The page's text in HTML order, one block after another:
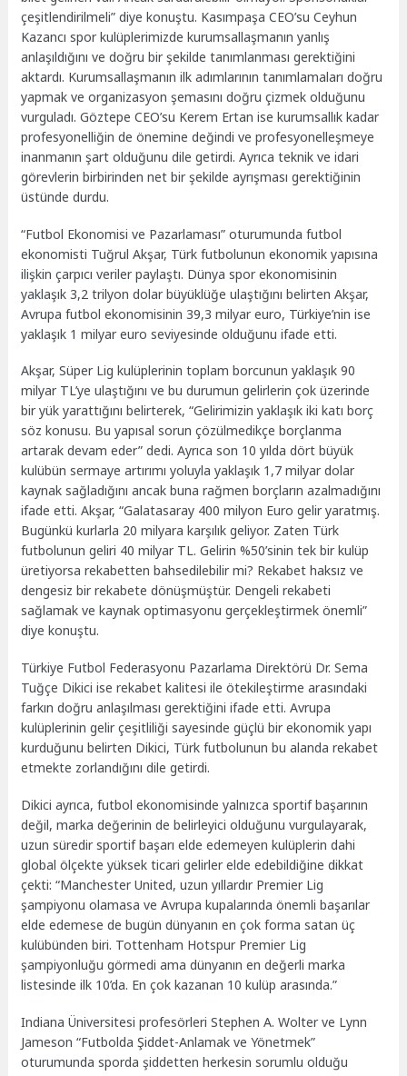
çeşitlendirilmeli” diye konuştu. Kasımpaşa CEO’su Ceyhun
Kazancı spor kulüplerimizde kurumsallaşmanın yanlış
anlaşıldığını ve doğru bir şekilde tanımlanması gerektiğini
aktardı. Kurumsallaşmanın ilk adımlarının tanımlamaları doğru
yapmak ve organizasyon şemasını doğru çizmek olduğunu
vurguladı. Göztepe CEO’su Kerem Ertan ise kurumsallık kadar
profesyonelliğin de önemine değindi ve profesyonelleşmeye
inanmanın şart olduğunu dile getirdi. Ayrıca teknik ve idari
görevlerin birbirinden net bir şekilde ayrışması gerektiğinin
üstünde durdu.
“Futbol Ekonomisi ve Pazarlaması” oturumunda futbol
ekonomisti Tuğrul Akşar, Türk futbolunun ekonomik yapısına
ilişkin çarpıcı veriler paylaştı. Dünya spor ekonomisinin
yaklaşık 3,2 trilyon dolar büyüklüğe ulaştığını belirten Akşar,
Avrupa futbol ekonomisinin 39,3 milyar euro, Türkiye’nin ise
yaklaşık 1 milyar euro seviyesinde olduğunu ifade etti.
Akşar, Süper Lig kulüplerinin toplam borcunun yaklaşık 90
milyar TL’ye ulaştığını ve bu durumun gelirlerin çok üzerinde
bir yük yarattığını belirterek, “Gelirimizin yaklaşık iki katı borç
söz konusu. Bu yapısal sorun çözülmedikçe borçlanma
artarak devam eder” dedi. Ayrıca son 10 yılda dört büyük
kulübün sermaye artırımı yoluyla yaklaşık 1,7 milyar dolar
kaynak sağladığını ancak buna rağmen borçların azalmadığını
ifade etti. Akşar, “Galatasaray 400 milyon Euro gelir yaratmış.
Bugünkü kurlarla 20 milyara karşılık geliyor. Zaten Türk
futbolunun geliri 40 milyar TL. Gelirin %50’sinin tek bir kulüp
üretiyorsa rekabetten bahsedilebilir mi? Rekabet haksız ve
dengesiz bir rekabete dönüşmüştür. Dengeli rekabeti
sağlamak ve kaynak optimasyonu gerçekleştirmek önemli”
diye konuştu.
Türkiye Futbol Federasyonu Pazarlama Direktörü Dr. Sema
Tuğçe Dikici ise rekabet kalitesi ile ötekileştirme arasındaki
farkın doğru anlaşılması gerektiğini ifade etti. Avrupa
kulüplerinin gelir çeşitliliği sayesinde güçlü bir ekonomik yapı
kurduğunu belirten Dikici, Türk futbolunun bu alanda rekabet
etmekte zorlandığını dile getirdi.
Dikici ayrıca, futbol ekonomisinde yalnızca sportif başarının
değil, marka değerinin de belirleyici olduğunu vurgulayarak,
uzun süredir sportif başarı elde edemeyen kulüplerin dahi
global ölçekte yüksek ticari gelirler elde edebildiğine dikkat
çekti: “Manchester United, uzun yıllardır Premier Lig
şampiyonu olamasa ve Avrupa kupalarında önemli başarılar
elde edemese de bugün dünyanın en çok forma satan üç
kulübünden biri. Tottenham Hotspur Premier Lig
şampiyonluğu görmedi ama dünyanın en değerli marka
listesinde ilk 10’da. En çok kazanan 10 kulüp arasında.”
Indiana Üniversitesi profesörleri Stephen A. Wolter ve Lynn
Jameson “Futbolda Şiddet-Anlamak ve Yönetmek”
oturumunda sporda şiddetten herkesin sorumlu olduğu